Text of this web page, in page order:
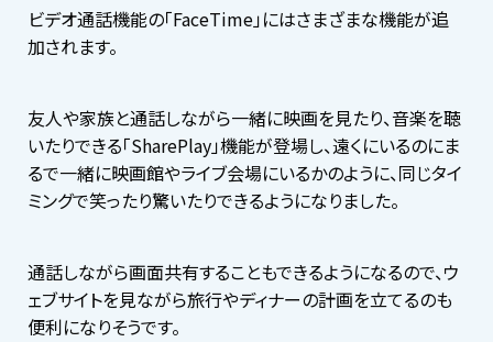
ビデオ通話機能の「FaceTime」にはさまざまな機能が追
加されます。
友人や家族と通話しながら一緒に映画を見たり、音楽を聴
いたりできる「SharePlay」機能が登場し、遠くにいるのにま
るで一緒に映画館やライブ会場にいるかのように、同じタイ
ミングで笑ったり驚いたりできるようになりました。
通話しながら画面共有することもできるようになるので、ウ
ェブサイトを見ながら旅行やディナーの計画を立てるのも
便利になりそうです。